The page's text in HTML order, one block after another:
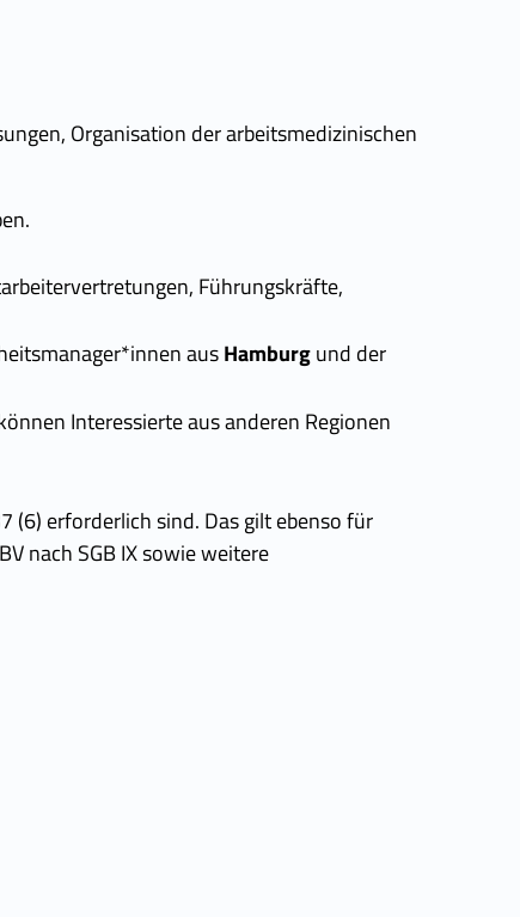
Organisation der arbeitsmedizinischen
Führungskräfte,
ausHamburgund der
Interessierte aus anderen Regionen
(6) erforderlich sind. Das gilt ebenso für
nach SGB IX sowie weitere